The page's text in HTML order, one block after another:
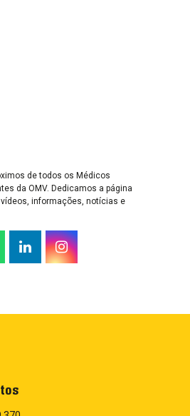
de todos os Médicos
da OMV. Dedicamos a página
informações, notícias e